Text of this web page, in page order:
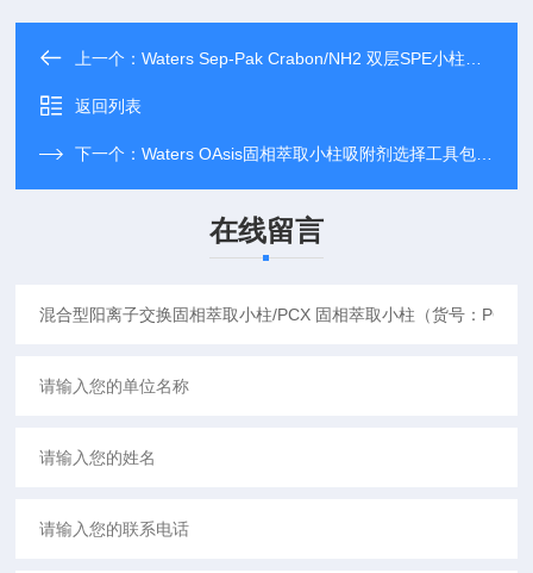
上一个：Waters Sep-Pak Crabon/NH2 双层SPE小柱（部件号：186003369）
返回列表
下一个：Waters OAsis固相萃取小柱吸附剂选择工具包（货号：186003463）
在线留言